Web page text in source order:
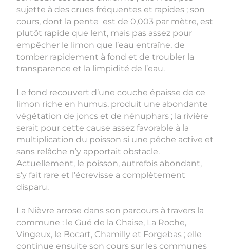
sujette à des crues fréquentes et rapides ; son
cours, dont la pente est de 0,003 par mètre, est
plutôt rapide que lent, mais pas assez pour
empêcher le limon que l’eau entraîne, de
tomber rapidement à fond et de troubler la
transparence et la limpidité de l’eau.
Le fond recouvert d’une couche épaisse de ce
limon riche en humus, produit une abondante
végétation de joncs et de nénuphars ; la rivière
serait pour cette cause assez favorable à la
multiplication du poisson si une pêche active et
sans relâche n’y apportait obstacle.
Actuellement, le poisson, autrefois abondant,
s’y fait rare et l’écrevisse a complètement
disparu.
La Nièvre arrose dans son parcours à travers la
commune : le Gué de la Chaise, La Roche,
Vingeux, le Bocart, Chamilly et Forgebas ; elle
continue ensuite son cours sur les communes